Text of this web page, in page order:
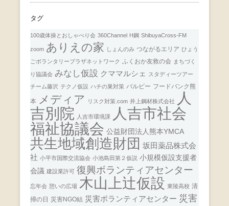
タグ
100歳体操とおしゃべり会 360Channel H鋼 ShibuyaCross-FM
zoom ありえの家 しょんのみ つながるエリア ひょう
ごボランタリープラザネットワーク ふくおか友救の会 まちづく
り協議会 みなし仮設 クママルシェ
スタディーツアー
チーム藤沢 テクノ仮設 ハチの巣対策 バルビー フードバンク熊
本 メディア リスク対策.com 井上鋼材株式会社
人
吉別院
人吉市環境課
人吉市社会
福祉協議会 公益財団法人熊本YMCA
共生地域創造財団 坂田薬品株式会
社 小平市国際交流協会 小池島田第２仮説 小規模仮設支援者
会議 建設業許可 復興ボランティアセンター
忘年会 憩いの広場 木山上辻仮設 東陵高校 清
掃の日 災害NGO結 災害ボランティアセンター 災害